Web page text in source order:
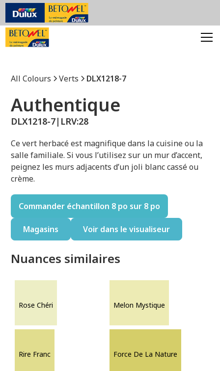
All Colours Verts DLX1218-7
Authentique
DLX1218-7| LRV:28
Ce vert herbacé est magnifique dans la cuisine ou la
salle familiale. Si vous l’utilisez sur un mur d’accent,
peignez les murs adjacents d’un joli blanc cassé ou
crème.
Commander échantillon 8 po sur 8 po
Magasins Voir dans le visualiseur
Nuances similaires
Rose Chéri Melon Mystique
Rire Franc Force De La Nature